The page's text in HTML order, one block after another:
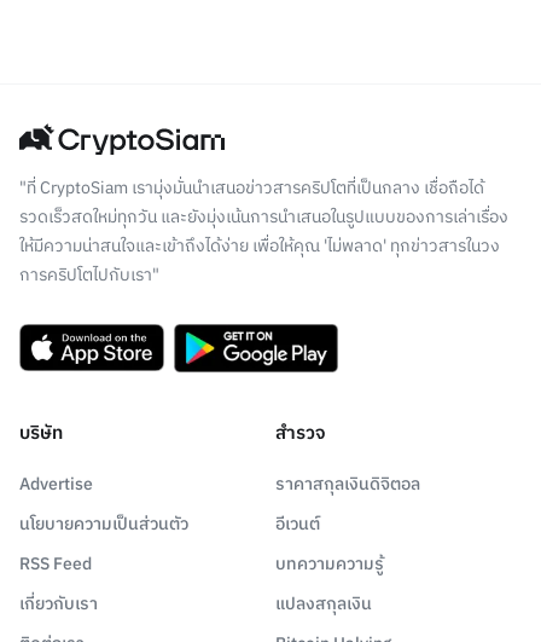
"ที่ CryptoSiam เรามุ่งมั่นนำเสนอข่าวสารคริปโตที่เป็นกลาง เชื่อถือได้
รวดเร็วสดใหม่ทุกวัน และยังมุ่งเน้นการนำเสนอในรูปแบบของการเล่าเรื่อง
ให้มีความน่าสนใจและเข้าถึงได้ง่าย เพื่อให้คุณ 'ไม่พลาด' ทุกข่าวสารในวง
การคริปโตไปกับเรา"
บริษัท
Advertise
นโยบายความเป็นส่วนตัว
RSS Feed
เกี่ยวกับเรา
สำรวจ
ราคาสกุลเงินดิจิตอล
อีเวนต์
บทความความรู้
แปลงสกุลเงิน